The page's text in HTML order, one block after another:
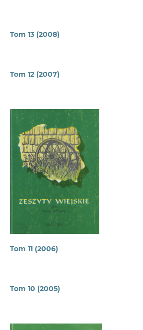
Tom 13 (2008)
Tom 12 (2007)
Tom 11 (2006)
Tom 10 (2005)